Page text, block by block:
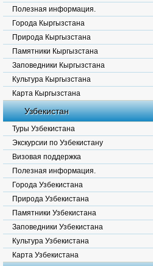
Полезная информация.
Города Кыргызстана
Природа Кыргызстана
Памятники Кыргызстана
Заповедники Кыргызстана
Культура Кыргызстана
Карта Кыргызстана
Узбекистан
Туры Узбекистана
Экскурсии по Узбекистану
Визовая поддержка
Полезная информация.
Города Узбекистана
Природа Узбекистана
Памятники Узбекистана
Заповедники Узбекистана
Культура Узбекистана
Карта Узбекистана